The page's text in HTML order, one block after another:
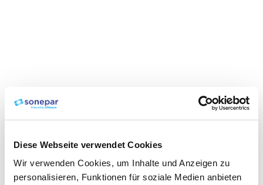
Diese Webseite verwendet Cookies
Wir verwenden Cookies, um Inhalte und Anzeigen zu
personalisieren, Funktionen für soziale Medien anbieten